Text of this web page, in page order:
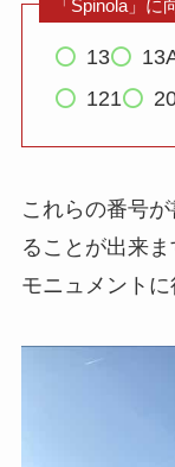
「Spinola」に
13
121
これらの番号
ることが出来
モニュメントに